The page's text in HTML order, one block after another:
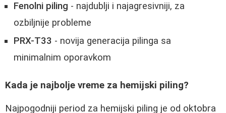
Fenolni piling - najdublji i najagresivniji, za
ozbiljnije probleme
PRX-T33 - novija generacija pilinga sa
minimalnim oporavkom
Kada je najbolje vreme za hemijski piling?
Najpogodniji period za hemijski piling je od oktobra